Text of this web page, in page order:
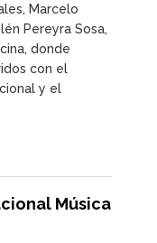
Marcelo
Pereyra Sosa,
donde
con el
y el
Música